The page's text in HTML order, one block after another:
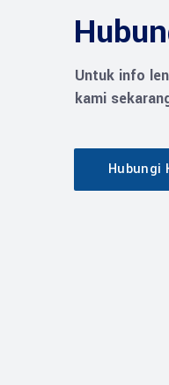
Untuk info
kami
Hubungi